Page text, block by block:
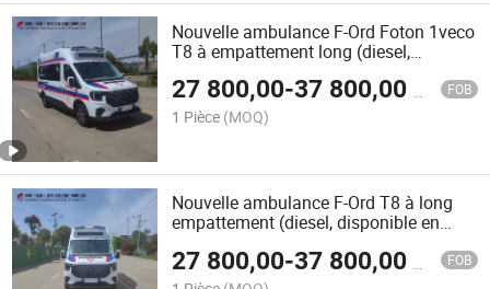
Nouvelle ambulance F-Ord Foton 1veco
T8 à empattement long (diesel,
automatique et manuelle)
27 800,00-37 800,00 FOB
1 Pièce (MOQ)
Nouvelle ambulance F-Ord T8 à long
empattement (diesel, disponible en
27 800,00-37 800,00 FOB